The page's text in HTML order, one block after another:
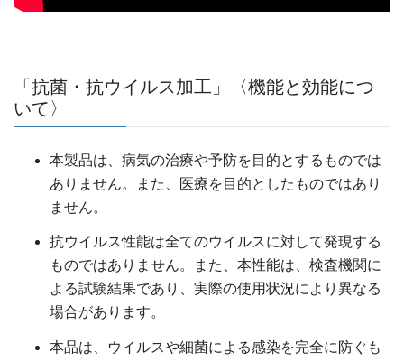
「抗菌・抗ウイルス加工」〈機能と効能につ
いて〉
本製品は、病気の治療や予防を目的とするものでは
ありません。また、医療を目的としたものではあり
ません。
抗ウイルス性能は全てのウイルスに対して発現する
ものではありません。また、本性能は、検査機関に
よる試験結果であり、実際の使用状況により異なる
場合があります。
本品は、ウイルスや細菌による感染を完全に防ぐも